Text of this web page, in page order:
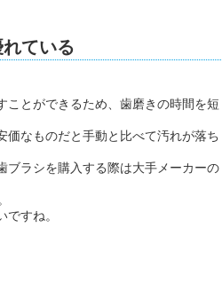
ている
ことができるため、歯磨きの時間を短
価なものだと手動と比べて汚れが落ち
ブラシを購入する際は大手メーカーの
すね。